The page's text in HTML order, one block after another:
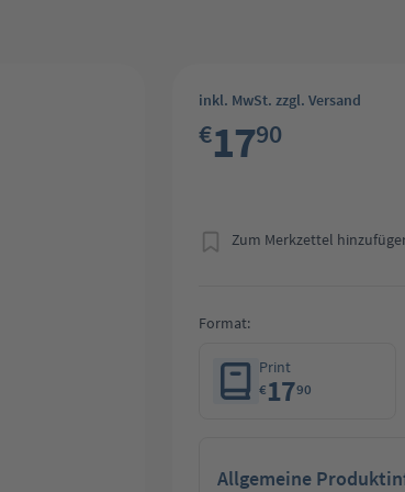
inkl. MwSt. zzgl. Versand
€1790
Zum Merkzettel
Format:
Print
€1790
Allgemeine